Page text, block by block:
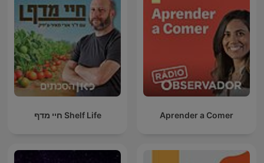
חיי מדף Shelf Life Aprender a Comer